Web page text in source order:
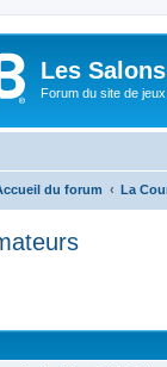
Les
Forum du site de
du forum La